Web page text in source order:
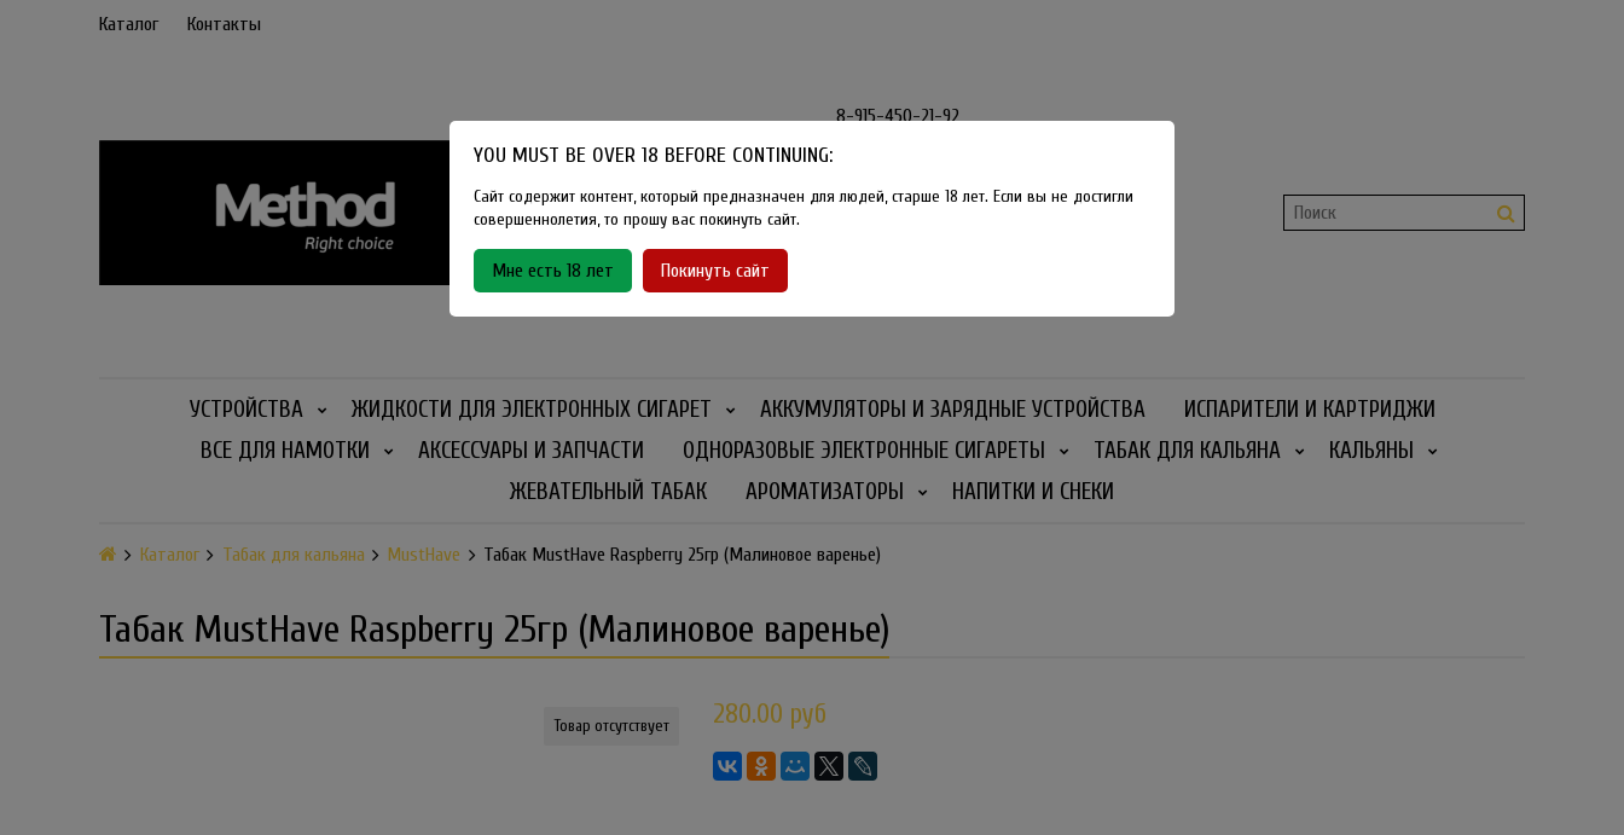
Каталог Контакты
8-915-450-21-92
Г. Москва, улица Южнобутовская 36
УСТРОЙСТВА ЖИДКОСТИ ДЛЯ ЭЛЕКТРОННЫХ СИГАРЕТ АККУМУЛЯТОРЫ И ЗАРЯДНЫЕ УСТРОЙСТВА
ИСПАРИТЕЛИ И КАРТРИДЖИ
ВСЕ ДЛЯ НАМОТКИ
АКСЕССУАРЫ И ЗАПЧАСТИ ОДНОРАЗОВЫЕ ЭЛЕКТРОННЫЕ СИГАРЕТЫ ТАБАК ДЛЯ КАЛЬЯНА
КАЛЬЯНЫ
ЖЕВАТЕЛЬНЫЙ ТАБАК
АРОМАТИЗАТОРЫ НАПИТКИ И СНЕКИ
Каталог Табак для кальяна MustHave Табак MustHave Raspberry 25гр (Малиновое варенье)
Табак MustHave Raspberry 25гр (Малиновое варенье)
Товар отсутствует 280.00 руб
YOU MUST BE OVER 18 BEFORE CONTINUING:
Сайт содержит контент, который предназначен для людей, старше 18 лет. Если вы не достигли
совершеннолетия, то прошу вас покинуть сайт.
Мне есть 18 лет Покинуть сайт